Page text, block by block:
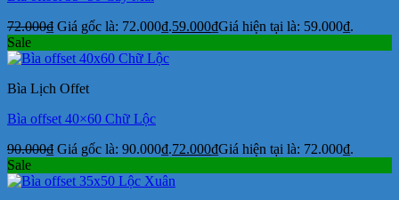
72.000₫ Giá gốc là: 72.000₫.59.000₫Giá hiện tại là: 59.000₫.
Sale
Bìa Lịch Offet
Bìa offset 40×60 Chữ Lộc
90.000₫ Giá gốc là: 90.000₫.72.000₫Giá hiện tại là: 72.000₫.
Sale